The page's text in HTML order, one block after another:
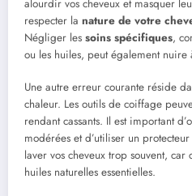
alourdir vos cheveux et masquer
respecter la nature de votre
Négliger les soins spécifiques,
ou les huiles, peut également nuire
Une autre erreur courante réside
chaleur. Les outils de coiffage
rendant cassants. Il est important
modérées et d’utiliser un
laver vos cheveux trop souvent,
huiles naturelles essentielles.